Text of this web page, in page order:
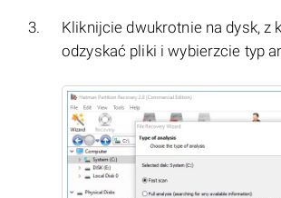
Kliknijcie dwukrotnie na dysk, z
odzyskać pliki i wybierzcie typ